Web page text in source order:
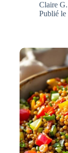
Claire G.
Publié le